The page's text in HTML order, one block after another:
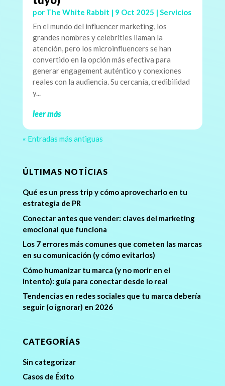
por The White Rabbit | 9 Oct 2025 | Servicios
En el mundo del influencer marketing, los
grandes nombres y celebrities llaman la
atención, pero los microinfluencers se han
convertido en la opción más efectiva para
generar engagement auténtico y conexiones
reales con la audiencia. Su cercanía, credibilidad
y...
leer más
« Entradas más antiguas
ÚLTIMAS NOTÍCIAS
Qué es un press trip y cómo aprovecharlo en tu
estrategia de PR
Conectar antes que vender: claves del marketing
emocional que funciona
Los 7 errores más comunes que cometen las marcas
en su comunicación (y cómo evitarlos)
Cómo humanizar tu marca (y no morir en el
intento): guía para conectar desde lo real
Tendencias en redes sociales que tu marca debería
seguir (o ignorar) en 2026
CATEGORÍAS
Sin categorizar
Casos de Éxito